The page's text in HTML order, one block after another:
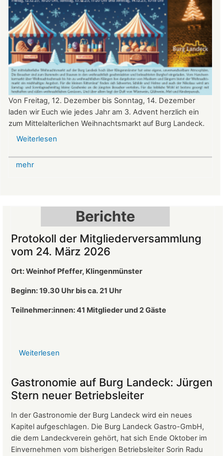
Von Freitag, 12. Dezember bis Sonntag, 14. Dezember
laden wir Euch wie jedes Jahr am 3. Advent herzlich ein
zum Mittelalterlichen Weihnachtsmarkt auf Burg Landeck.
Weiterlesen
Landeck
mehr
Berichte
Protokoll der Mitgliederversammlung
vom 24. März 2026
Ort: Weinhof Pfeffer, Klingenmünster
Beginn: 19.30 Uhr bis ca. 21 Uhr
Teilnehmer:innen: 41 Mitglieder und 2 Gäste
Weiterlesen
der
Mitgliederversammlung
vom
März
2026
Gastronomie auf Burg Landeck: Jürgen
Stern neuer Betriebsleiter
In der Gastronomie der Burg Landeck wird ein neues
Kapitel aufgeschlagen. Die Burg Landeck Gastro-GmbH,
die dem Landeckverein gehört, hat sich Ende Oktober im
Einvernehmen vom bisherigen Betriebsleiter Sorin Radu